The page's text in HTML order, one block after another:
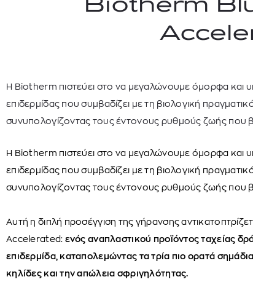
TOM FORD MIU
Biotherm
Η Biotherm πιστεύει στο να μεγαλώνουμε όμορφα και
επιδερμίδας που συμβαδίζει με τη βιολογική
συνυπολογίζοντας τους έντονους ρυθμούς ζωής που
Η Biotherm πιστεύει στο να μεγαλώνουμε όμορφα και
επιδερμίδας που συμβαδίζει με τη βιολογική
συνυπολογίζοντας τους έντονους ρυθμούς ζωής που
Aυτή η διπλή προσέγγιση της γήρανσης
Accelerated: ενός αναπλαστικού προϊόντος ταχείας
επιδερμίδα, καταπολεμώντας τα τρία πιο ορατά
κηλίδες και την απώλεια σφριγηλότητας.